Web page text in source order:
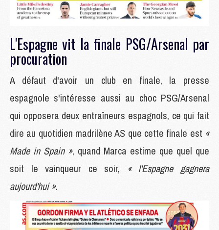
L'Espagne vit la finale PSG/Arsenal par
procuration
A défaut d'avoir un club en finale, la presse
espagnole s'intéresse aussi au choc PSG/Arsenal
qui opposera deux entraîneurs espagnols, ce qui fait
dire au quotidien madrilène AS que cette finale est «
Made in Spain », quand Marca estime que quel que
soit le vainqueur ce soir, « l'Espagne gagnera
aujourd'hui ».